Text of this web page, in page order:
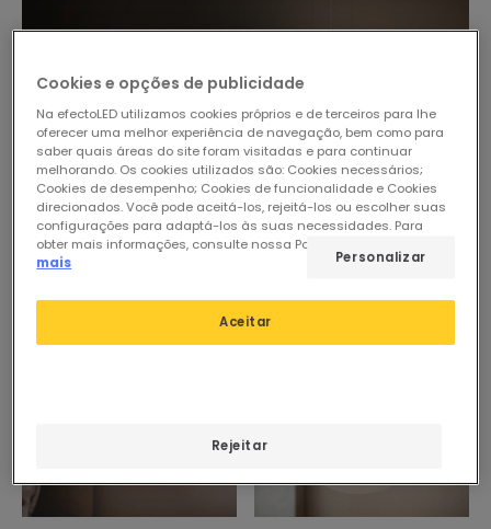
Cookies e opções de publicidade
Na efectoLED utilizamos cookies próprios e de terceiros para lhe
oferecer uma melhor experiência de navegação, bem como para
saber quais áreas do site foram visitadas e para continuar
melhorando. Os cookies utilizados são: Cookies necessários;
Cookies de desempenho; Cookies de funcionalidade e Cookies
direcionados. Você pode aceitá-los, rejeitá-los ou escolher suas
configurações para adaptá-los às suas necessidades. Para
obter mais informações, consulte nossa Política de Cookies.
mais
Rejeitar
Aceitar
Personalizar